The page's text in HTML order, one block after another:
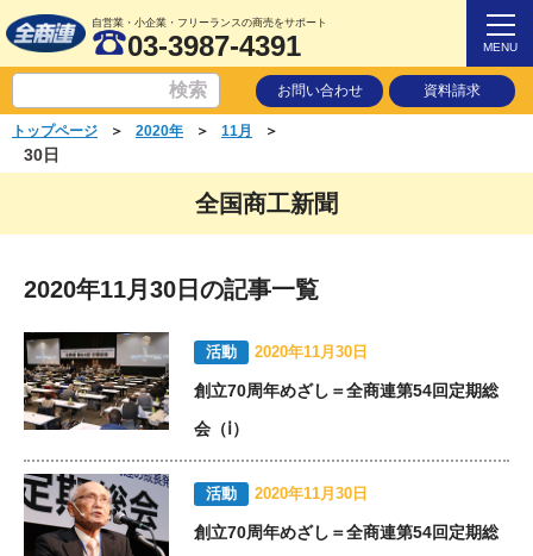
自営業・小企業・フリーランスの商売をサポート
03-3987-4391 MENU
お問い合わせ 資料請求
トップページ ＞ 2020年 ＞ 11月 ＞
30日
全国商工新聞
2020年11月30日の記事一覧
活動 2020年11月30日
創立70周年めざし＝全商連第54回定期総
会（ⅰ）
活動 2020年11月30日
創立70周年めざし＝全商連第54回定期総